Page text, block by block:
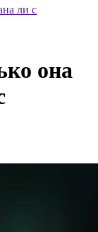
она